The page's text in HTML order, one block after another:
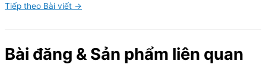
Tiếp theo Bài viết →
Bài đăng & Sản phẩm liên quan